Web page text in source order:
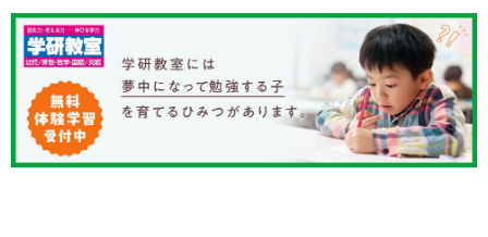
習い事
知育
マネー
健康